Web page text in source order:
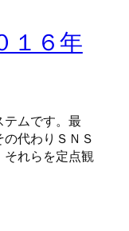
１６年
テムです。最
代わりＳＮＳ
それらを定点観